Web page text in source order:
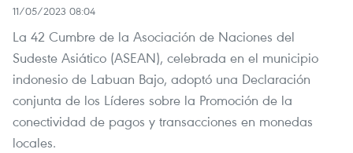
11/05/2023 08:04
La 42 Cumbre de la Asociación de Naciones del
Sudeste Asiático (ASEAN), celebrada en el municipio
indonesio de Labuan Bajo, adoptó una Declaración
conjunta de los Líderes sobre la Promoción de la
conectividad de pagos y transacciones en monedas
locales.